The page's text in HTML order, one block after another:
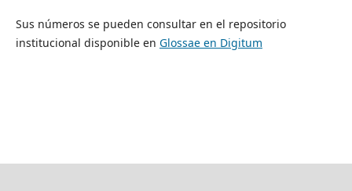
Sus números se pueden consultar en el repositorio
institucional disponible en Glossae en Digitum